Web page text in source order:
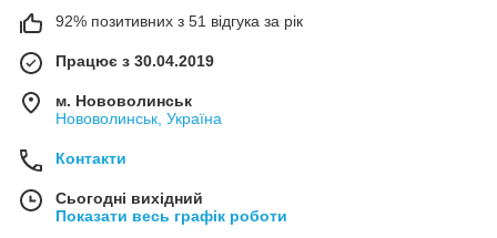
92% позитивних з 51 відгука за рік
Працює з 30.04.2019
м. Нововолинськ
Нововолинськ, Україна
Контакти
Сьогодні вихідний
Показати весь графік роботи